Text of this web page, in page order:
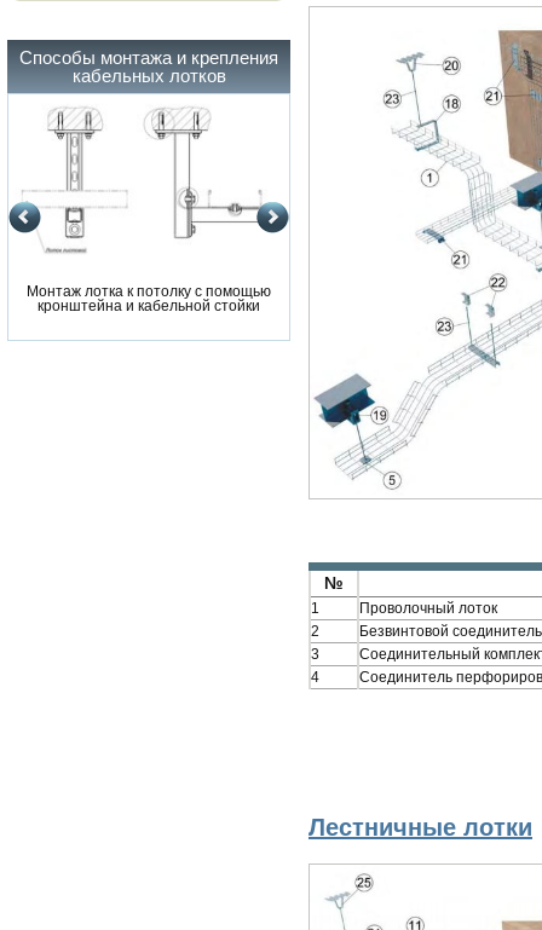
№
1
Проволочный лоток
2
Безвинтовой соединитель
3
Соединительный
4
Соединитель
Лестничные лотки
Способы монтажа и крепления
кабельных лотков
Монтаж лотка к потолку с помощью
кронштейна и кабельной стойки
Монтаж лотка к потолку с
кронштейна и кабельной стойки